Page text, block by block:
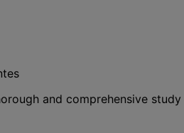
and comprehensive